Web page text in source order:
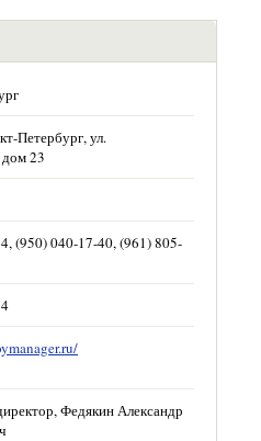
Петербург, ул.
дом 23
(950) 040-17-40, (961) 805-
Федякин Александр